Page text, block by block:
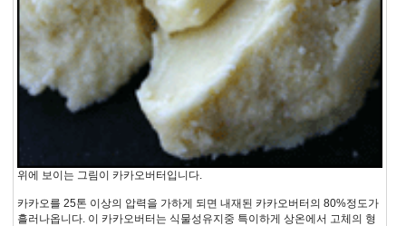
위에 보이는 그림이 카카오버터입니다.
카카오를 25톤 이상의 압력을 가하게 되면 내재된 카카오버터의 80%정도가
흘러나옵니다. 이 카카오버터는 식물성유지중 특이하게 상온에서 고체의 형